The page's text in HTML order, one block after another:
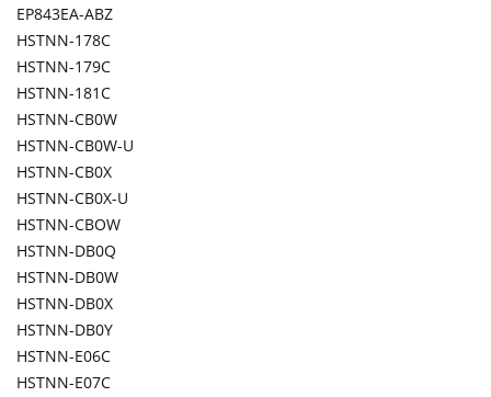
EP843EA-ABZ
HSTNN-178C
HSTNN-179C
HSTNN-181C
HSTNN-CB0W
HSTNN-CB0W-U
HSTNN-CB0X
HSTNN-CB0X-U
HSTNN-CBOW
HSTNN-DB0Q
HSTNN-DB0W
HSTNN-DB0X
HSTNN-DB0Y
HSTNN-E06C
HSTNN-E07C